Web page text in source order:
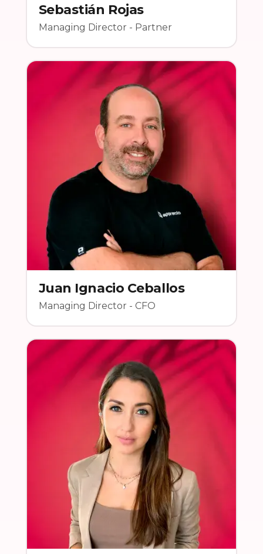
Sebastián Rojas
Managing Director - Partner
Juan Ignacio Ceballos
Managing Director - CFO